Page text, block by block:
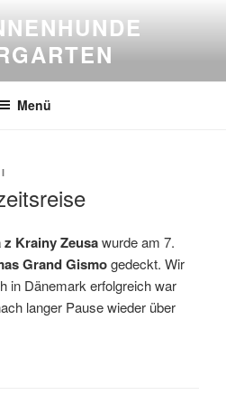
Menü
z Krainy Zeusawurde am 7.
GrandGismogedeckt. Wir
in Dänemark erfolgreich war
langer Pause wieder über